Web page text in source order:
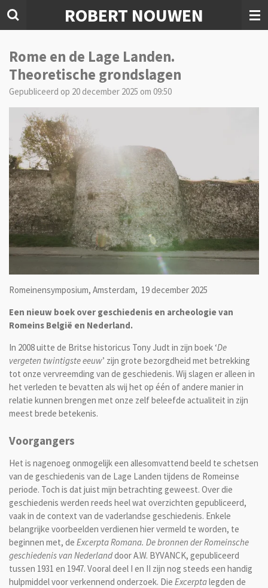
Ga
de
hoofdinhoud
ROBERT NOUWEN
Rome en de Lage Landen.
Theoretische grondslagen
Gepubliceerd op 20 december 2025 om 09:50
Romeinensymposium, Amsterdam, 19 december 2025
Een nieuw boek over geschiedenis en archeologie van
Romeins België en Nederland.
In 2008 uitte de Britse historicus Tony Judt in zijn boek ‘De
vergeten twintigste eeuw’ zijn grote bezorgdheid met betrekking
tot onze vervreemding van de geschiedenis. Wij slagen er alleen in
het verleden te bevatten als wij het op één of andere manier in
relatie kunnen brengen met onze zelf beleefde actualiteit in zijn
meest brede betekenis.
Voorgangers
Het is nagenoeg onmogelijk een allesomvattend beeld te schetsen
van de geschiedenis van de Lage Landen tijdens de Romeinse
periode. Toch is dat juist mijn betrachting geweest. Over die
geschiedenis werden reeds heel wat overzichten gepubliceerd,
vaak in de context van de vaderlandse geschiedenis. Enkele
belangrijke voorbeelden verdienen hier vermeld te worden, te
beginnen met, de Excerpta Romana. De bronnen der Romeinsche
geschiedenis van Nederlanddoor A.W. BYVANCK, gepubliceerd
tussen 1931 en 1947. Vooral deel I en II zijn nog steeds een handig
hulpmiddel voor verkennend onderzoek. Die Excerptalegden de